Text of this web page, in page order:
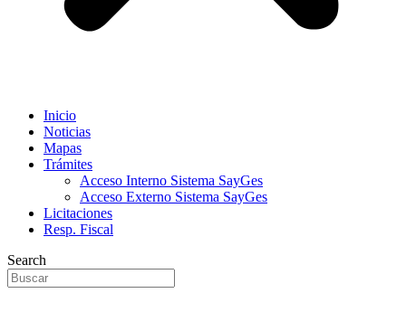
Inicio
Noticias
Mapas
Trámites
Acceso Interno Sistema SayGes
Acceso Externo Sistema SayGes
Licitaciones
Resp. Fiscal
Search